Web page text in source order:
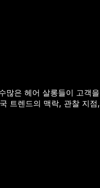
은 헤어 살롱들이 고객
트렌드의 맥락, 관찰 지